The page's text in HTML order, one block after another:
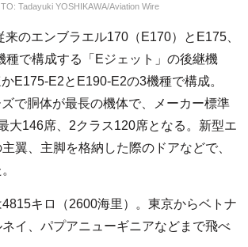
Tadayuki YOSHIKAWA/Aviation Wire
のエンブラエル170（E170）とE175、
種で構成する「Eジェット」の後継機
E175-E2とE190-E2の3機種で構成。
で胴体が最長の機体で、メーカー標準
大146席、2クラス120席となる。新型エ
翼、主脚を格納した際のドアなどで、
キロ（2600海里）。東京からベトナ
イ、パプアニューギニアなどまで飛べ